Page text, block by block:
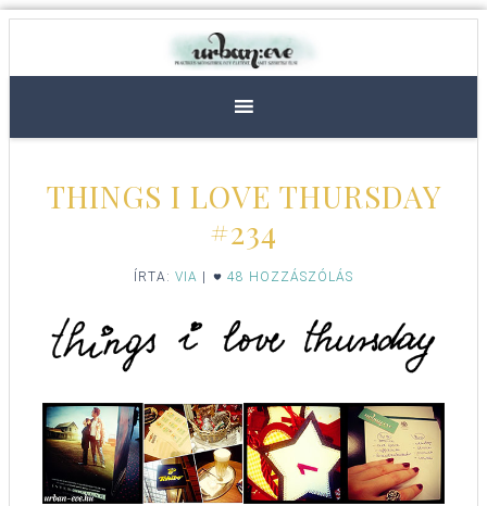
THINGS I LOVE THURSDAY
#234
ÍRTA: VIA 48 HOZZÁSZÓLÁS